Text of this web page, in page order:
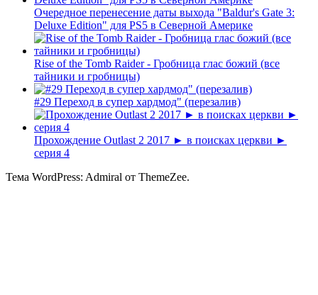
Очередное перенесение даты выхода "Baldur's Gate 3:
Deluxe Edition" для PS5 в Северной Америке
Rise of the Tomb Raider - Гробница глас божий (все
тайники и гробницы)
#29 Переход в супер хардмод" (перезалив)
Прохождение Outlast 2 2017 ► в поисках церкви ►
серия 4
Тема WordPress: Admiral от ThemeZee.